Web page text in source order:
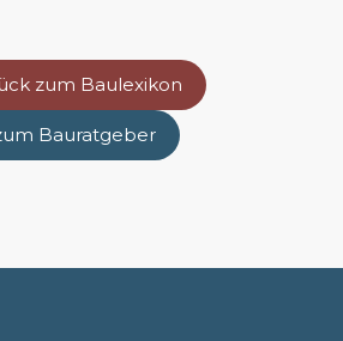
zum Baulexikon
Bauratgeber